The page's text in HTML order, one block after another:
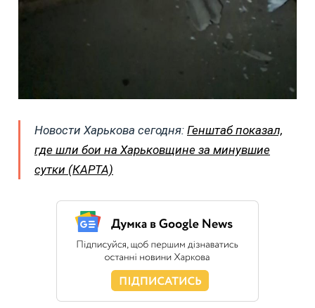
Новости Харькова сегодня: Генштаб показал,
где шли бои на Харьковщине за минувшие
сутки (КАРТА)